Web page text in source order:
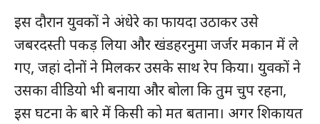
इस दौरान युवकों ने अंधेरे का फायदा उठाकर उसे
जबरदस्ती पकड़ लिया और खंडहरनुमा जर्जर मकान में ले
गए, जहां दोनों ने मिलकर उसके साथ रेप किया। युवकों ने
उसका वीडियो भी बनाया और बोला कि तुम चुप रहना,
इस घटना के बारे में किसी को मत बताना। अगर शिकायत